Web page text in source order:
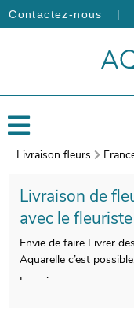
Contactez-nous |
Livraison fleurs
Livraison de
avec le
Envie de faire Livrer
Aquarelle c’est
Le soin que nous